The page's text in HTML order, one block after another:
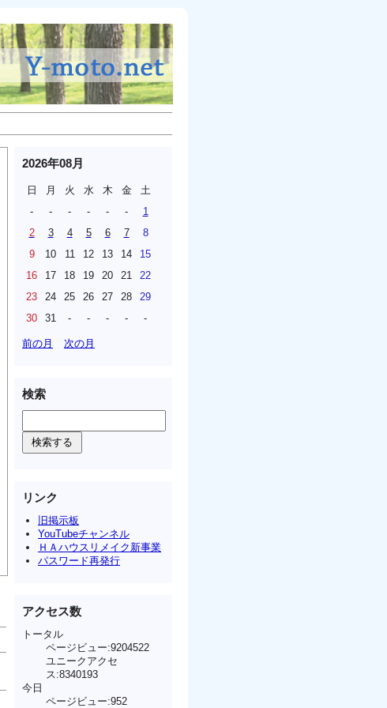
2026年08月
日 月 火 水 木 金
土
-
- - - - -
1
2
3 4 5 6 7
8
9
10 11 12 13 14
15
16
17 18 19 20 21
22
23
24 25 26 27 28
29
30
31 - - - - -
前の月 次の月
検索
リンク
旧掲示板
YouTubeチャンネル
ＨＡハウスリメイク新事業
パスワード再発行
アクセス数
トータル
ページビュー:9204522
ユニークアクセ
ス:8340193
今日
ページビュー:952